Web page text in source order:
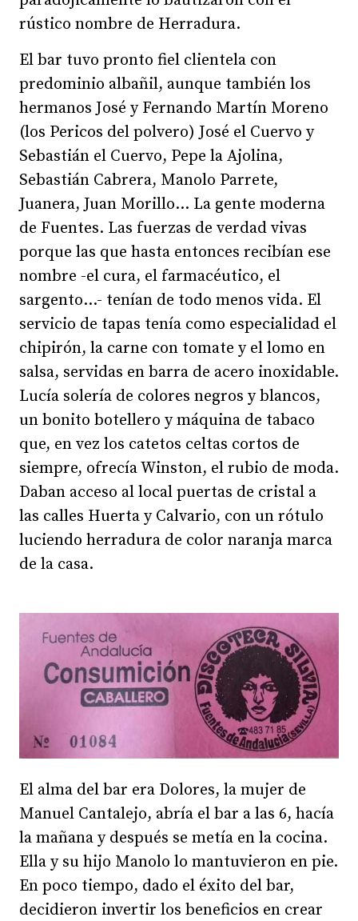
rústico nombre de Herradura.
El bar tuvo pronto fiel clientela con
predominio albañil, aunque también los
hermanos José y Fernando Martín Moreno
(los Pericos del polvero) José el Cuervo y
Sebastián el Cuervo, Pepe la Ajolina,
Sebastián Cabrera, Manolo Parrete,
Juanera, Juan Morillo... La gente moderna
de Fuentes. Las fuerzas de verdad vivas
porque las que hasta entonces recibían ese
nombre -el cura, el farmacéutico, el
sargento...- tenían de todo menos vida. El
servicio de tapas tenía como especialidad el
chipirón, la carne con tomate y el lomo en
salsa, servidas en barra de acero inoxidable.
Lucía solería de colores negros y blancos,
un bonito botellero y máquina de tabaco
que, en vez los catetos celtas cortos de
siempre, ofrecía Winston, el rubio de moda.
Daban acceso al local puertas de cristal a
las calles Huerta y Calvario, con un rótulo
luciendo herradura de color naranja marca
de la casa.
El alma del bar era Dolores, la mujer de
Manuel Cantalejo, abría el bar a las 6, hacía
la mañana y después se metía en la cocina.
Ella y su hijo Manolo lo mantuvieron en pie.
En poco tiempo, dado el éxito del bar,
decidieron invertir los beneficios en crear